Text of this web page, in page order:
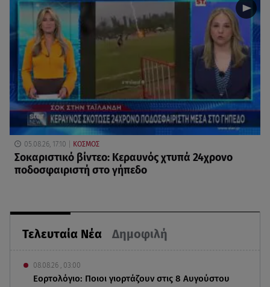
Τελευταία Νέα Δημοφιλή
08.08.26 , 03:00
Εορτολόγιο: Ποιοι γιορτάζουν στις 8 Αυγούστου
05.08.26, 17:10 ΚΟΣΜΟΣ
Σοκαριστικό βίντεο: Κεραυνός χτυπά 24χρονο
ποδοσφαιριστή στο γήπεδο